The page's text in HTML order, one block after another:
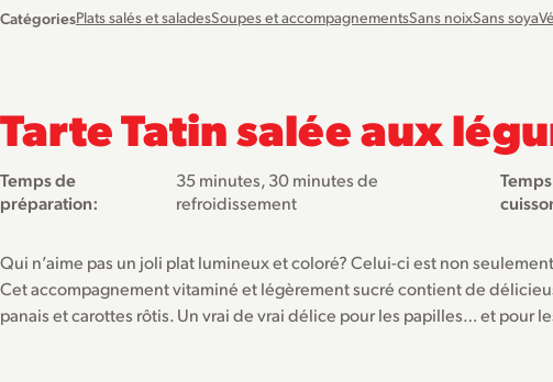
CatégoriesPlats salés et saladesSoupes et accompagnementsSans noixSans soya
Tarte Tatin salée aux
Temps de
préparation:
35 minutes, 30 minutes de
refroidissement
Qui n’aime pas un joli plat lumineux et coloré? Celui-ci est non
Cet accompagnement vitaminé et légèrement sucré contient de
panais et carottes rôtis. Un vrai de vrai délice pour les papilles… et pour